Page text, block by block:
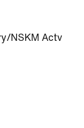
NSKM Actv